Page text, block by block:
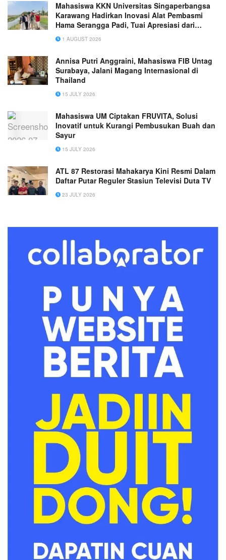
Mahasiswa KKN Universitas Singaperbangsa
Karawang Hadirkan Inovasi Alat Pembasmi
Hama Serangga Padi, Tuai Apresiasi dari
Gapoktan Desa Sukakarsa
1 AUGUST 2026
Annisa Putri Anggraini, Mahasiswa FIB Untag
Surabaya, Jalani Magang Internasional di
Thailand
15 JULY 2026
Mahasiswa UM Ciptakan FRUVITA, Solusi
Inovatif untuk Kurangi Pembusukan Buah dan
Sayur
15 JULY 2026
ATL 87 Restorasi Mahakarya Kini Resmi Dalam
Daftar Putar Reguler Stasiun Televisi Duta TV
23 JULY 2026